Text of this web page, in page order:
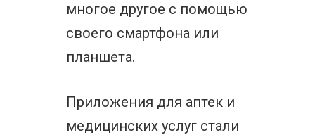
многое другое с помощью
своего смартфона или
планшета.
Приложения для аптек и
медицинских услуг стали